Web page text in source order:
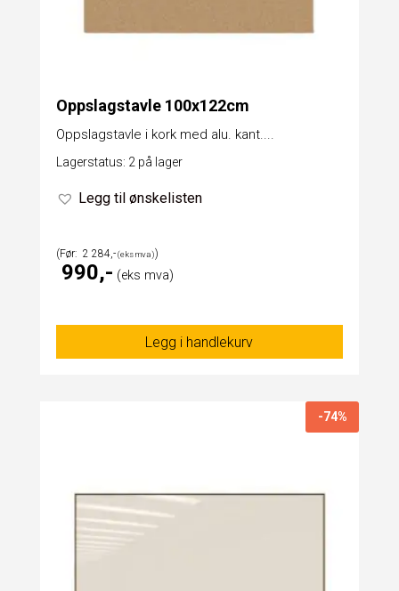
Oppslagstavle 100x122cm
Oppslagstavle i kork med alu. kant....
Lagerstatus: 2 på lager
Legg til ønskelisten
2 284
990
Legg i handlekurv
-74%